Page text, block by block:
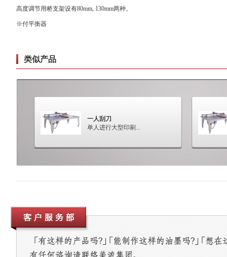
高度调节用桥支架设有80mm, 130mm两种。
※付平衡器
类似产品
一人刮刀
单人进行大型印刷...